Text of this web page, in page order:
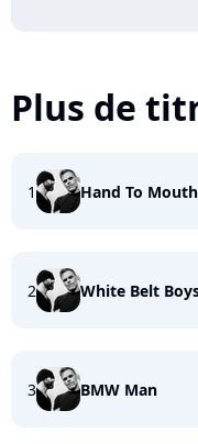
Plus de
1 Hand To Mouth
2 White Belt
3 BMW Man